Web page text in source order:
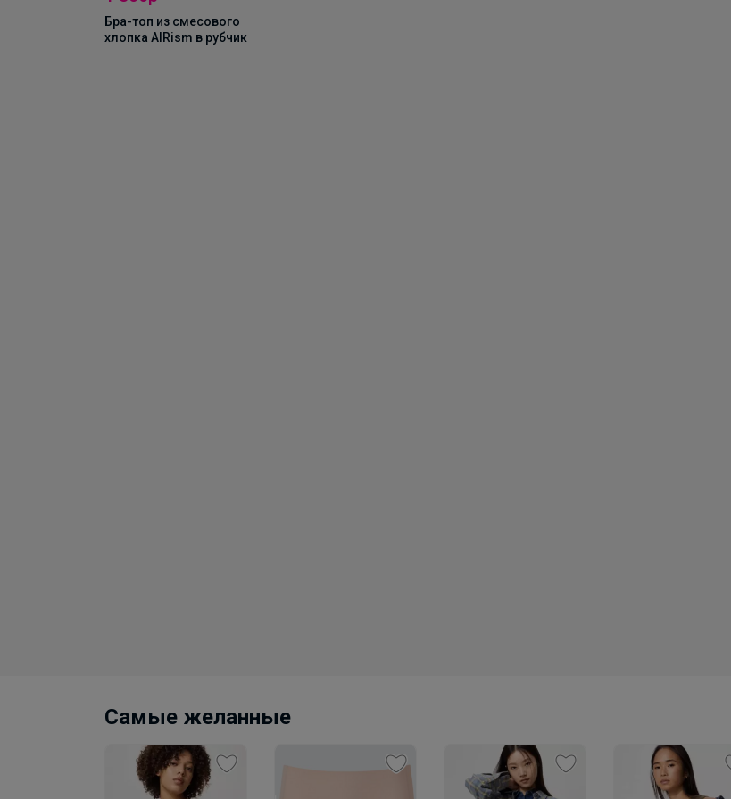
Бра-топ из смесового
хлопка AIRism в рубчик
Самые желанные